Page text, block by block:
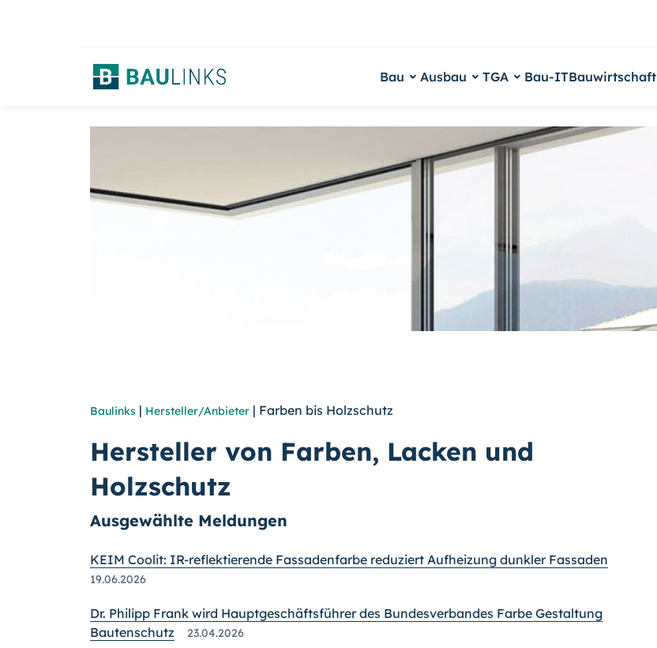
Bau Ausbau TGA Bau-ITBauwirtschaft
Baulinks | Hersteller/Anbieter | Farben bis Holzschutz
Hersteller von Farben, Lacken und
Holzschutz
Ausgewählte Meldungen
KEIM Coolit: IR-reflektierende Fassadenfarbe reduziert Aufheizung dunkler Fassaden
19.06.2026
Dr. Philipp Frank wird Hauptgeschäftsführer des Bundesverbandes Farbe Gestaltung
Bautenschutz
23.04.2026